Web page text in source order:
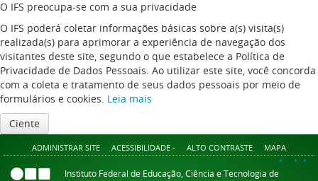
O IFS preocupa-se com a sua privacidade
O IFS poderá coletar informações básicas sobre a(s) visita(s)
realizada(s) para aprimorar a experiência de navegação dos
visitantes deste site, segundo o que estabelece a Política de
Privacidade de Dados Pessoais. Ao utilizar este site, você concorda
com a coleta e tratamento de seus dados pessoais por meio de
formulários e cookies. Leia mais
Ciente
ADMINISTRAR SITE ACESSIBILIDADE - ALTO CONTRASTE MAPA
A+ A A-
Instituto Federal de Educação, Ciência e Tecnologia de